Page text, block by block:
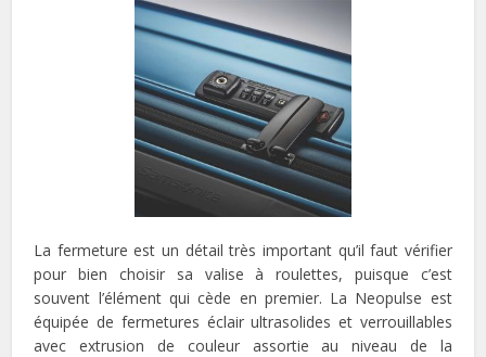
La fermeture est un détail très important qu’il faut vérifier
pour bien choisir sa valise à roulettes, puisque c’est
souvent l’élément qui cède en premier. La Neopulse est
équipée de fermetures éclair ultrasolides et verrouillables
avec extrusion de couleur assortie au niveau de la